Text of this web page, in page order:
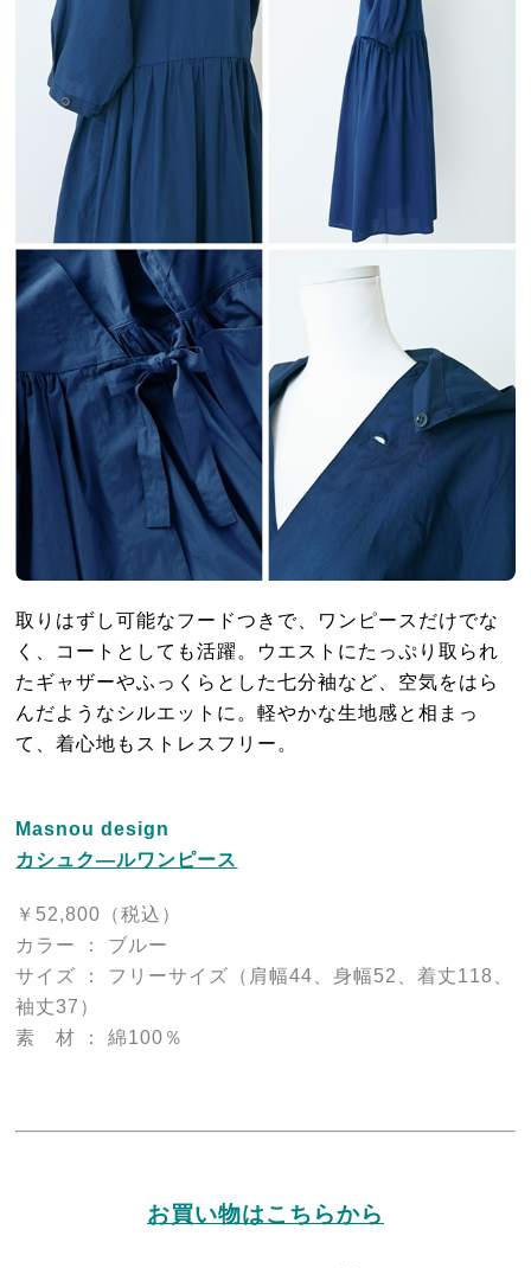
取りはずし可能なフードつきで、ワンピースだけでな
く、コートとしても活躍。ウエストにたっぷり取られ
たギャザーやふっくらとした七分袖など、空気をはら
んだようなシルエットに。軽やかな生地感と相まっ
て、着心地もストレスフリー。
Masnou design
カシュク―ルワンピース
￥52,800（税込）
カラー ： ブルー
サイズ ： フリーサイズ（肩幅44、身幅52、着丈118、
袖丈37）
素 材 ： 綿100％
お買い物はこちらから